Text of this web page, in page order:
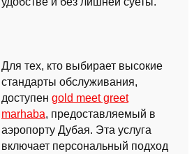
Для тех, кто выбирает высокие
стандарты обслуживания,
доступен gold meet greet
marhaba, предоставляемый в
аэропорту Дубая. Эта услуга
включает персональный подход